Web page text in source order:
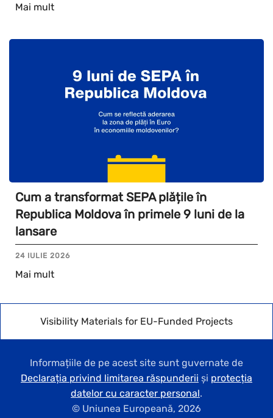
Mai mult
Cum a transformat SEPA plățile în
Republica Moldova în primele 9 luni de la
lansare
24 IULIE 2026
Mai mult
Visibility Materials for EU-Funded Projects
Informațiile de pe acest site sunt guvernate de
Declarația privind limitarea răspunderii și protecția
datelor cu caracter personal.
© Uniunea Europeană, 2026